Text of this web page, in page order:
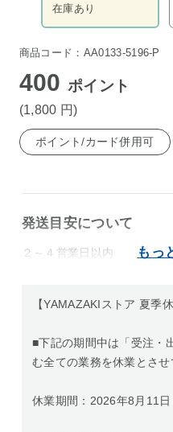
在庫あり
商品コード：AA0133-5196-P
400ポイント
(1,800 円)
ポイント/カード併用可
発送目安について
２～４営業日以内
【YAMAZAKIストア 夏季
■下記の期間中は「受注・
む全ての業務を休業とさせ
休業期間：2026年8月11